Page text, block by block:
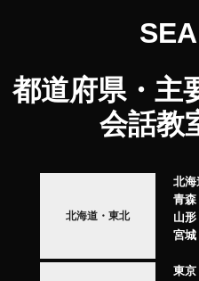
都道府県・主
会話教
北海道・東北
北海
青森
山形
宮城
東京